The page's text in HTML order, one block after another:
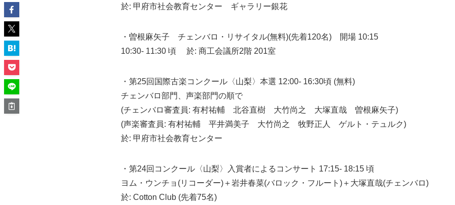
於: 甲府市社会教育センター ギャラリー銀花
・曽根麻矢子 チェンバロ・リサイタル(無料)(先着120名) 開場 10:15
10:30- 11:30 頃 於: 商工会議所2階 201室
・第25回国際古楽コンクール〈山梨〉本選 12:00- 16:30頃 (無料)
チェンバロ部門、声楽部門の順で
(チェンバロ審査員: 有村祐輔 北谷直樹 大竹尚之 大塚直哉 曽根麻矢子)
(声楽審査員: 有村祐輔 平井満美子 大竹尚之 牧野正人 ゲルト・テュルク)
於: 甲府市社会教育センター
・第24回コンクール〈山梨〉入賞者によるコンサート 17:15- 18:15 頃
ヨム・ウンチョ(リコーダー)＋岩井春菜(バロック・フルート)＋大塚直哉(チェンバロ)
於: Cotton Club (先着75名)